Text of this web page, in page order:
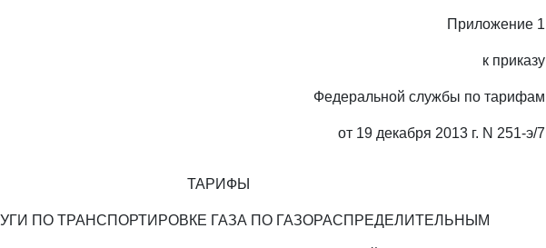
Приложение 1
к приказу
Федеральной службы по тарифам
от 19 декабря 2013 г. N 251-э/7
ТАРИФЫ
ПО ТРАНСПОРТИРОВКЕ ГАЗА ПО ГАЗОРАСПРЕДЕЛИТЕЛЬНЫМ